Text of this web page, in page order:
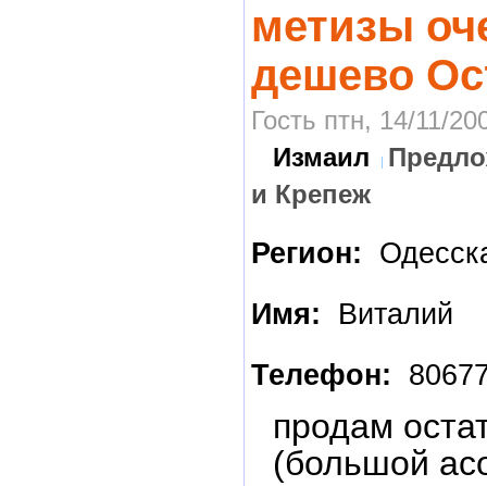
метизы
дешево
Гость птн, 14/11/
Измаил
и Крепеж
Регион:
Имя:
Виталий
Телефон:
продам
(большой